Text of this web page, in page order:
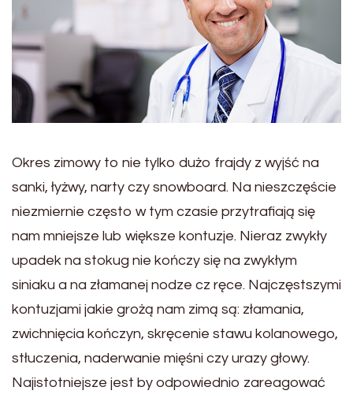
Okres zimowy to nie tylko dużo frajdy z wyjść na
sanki, łyżwy, narty czy snowboard. Na nieszczęście
niezmiernie często w tym czasie przytrafiają się
nam mniejsze lub większe kontuzje. Nieraz zwykły
upadek na stokug nie kończy się na zwykłym
siniaku a na złamanej nodze cz ręce. Najczęstszymi
kontuzjami jakie grożą nam zimą są: złamania,
zwichnięcia kończyn, skręcenie stawu kolanowego,
stłuczenia, naderwanie mięśni czy urazy głowy.
Najistotniejsze jest by odpowiednio zareagować